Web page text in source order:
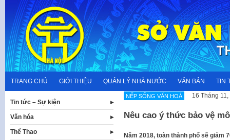
content
TRANG CHỦ GIỚI THIỆU QUẢN LÝ NHÀ NƯỚC VĂN BẢN TIN
NẾP SỐNG VĂN HOÁ 16 Tháng
Nêu cao ý thức bảo vệ
Năm 2018, toàn thành phố sẽ giảm
Tin tức – Sự kiện
Văn hóa
Thể Thao